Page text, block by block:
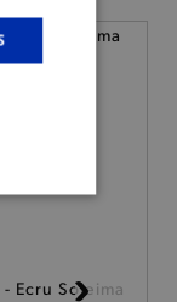
Ecru Soleima